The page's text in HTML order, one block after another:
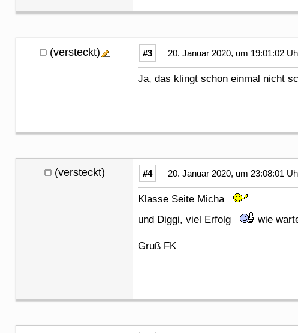
(versteckt) #3 20. Januar 2020, um 19:01:02
Ja, das klingt schon einmal nicht
(versteckt) #4 20. Januar 2020, um 23:08:01
Klasse Seite Micha
und Diggi, viel Erfolg
wie
Gruß FK